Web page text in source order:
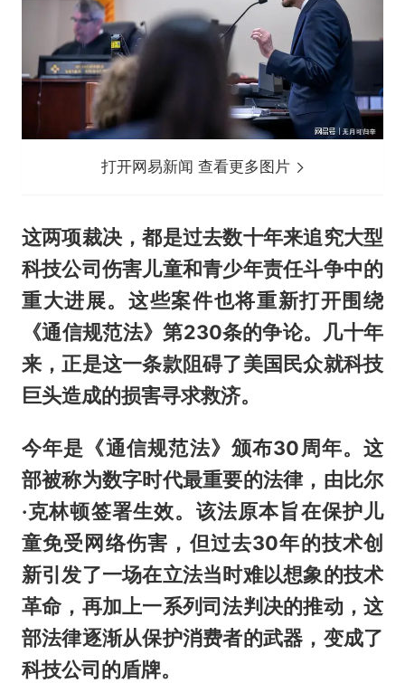
打开网易新闻 查看更多图片
这两项裁决，都是过去数十年来追究大型
科技公司伤害儿童和青少年责任斗争中的
重大进展。这些案件也将重新打开围绕
《通信规范法》第230条的争论。几十年
来，正是这一条款阻碍了美国民众就科技
巨头造成的损害寻求救济。
今年是《通信规范法》颁布30周年。这
部被称为数字时代最重要的法律，由比尔
·克林顿签署生效。该法原本旨在保护儿
童免受网络伤害，但过去30年的技术创
新引发了一场在立法当时难以想象的技术
革命，再加上一系列司法判决的推动，这
部法律逐渐从保护消费者的武器，变成了
科技公司的盾牌。